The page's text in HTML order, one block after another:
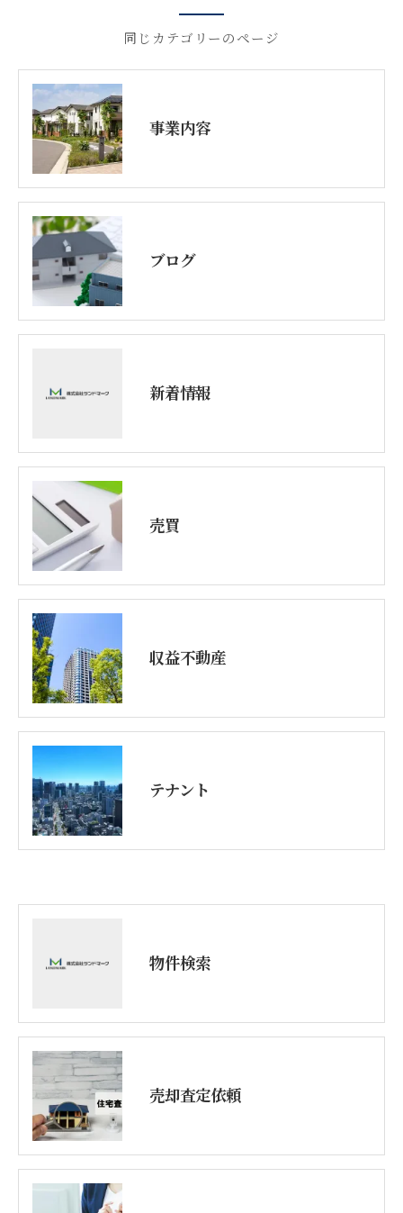
同じカテゴリーのページ
事業内容
ブログ
新着情報
売買
収益不動産
テナント
物件検索
売却査定依頼